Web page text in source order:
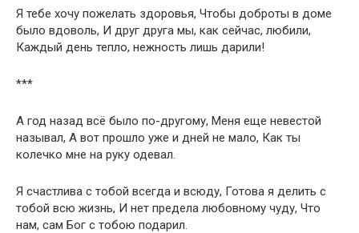
Я тебе хочу пожелать здоровья, Чтобы доброты в доме
было вдоволь, И друг друга мы, как сейчас, любили,
Каждый день тепло, нежность лишь дарили!
***
А год назад всё было по-другому, Меня еще невестой
называл, А вот прошло уже и дней не мало, Как ты
колечко мне на руку одевал.
Я счастлива с тобой всегда и всюду, Готова я делить с
тобой всю жизнь, И нет предела любовному чуду, Что
нам, сам Бог с тобою подарил.